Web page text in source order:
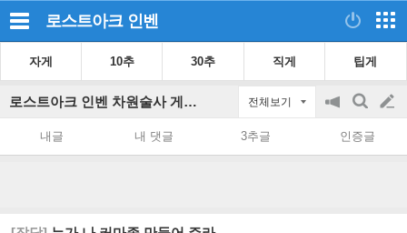
로스트아크 인벤
자게 10추 30추 직게 팁게
로스트아크 인벤 차원술사 게시판 전체보기
공
on/off
검
색
글
쓰
내글 내 댓글 3추글 인증글